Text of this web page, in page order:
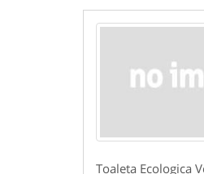
Toaleta Ecologica